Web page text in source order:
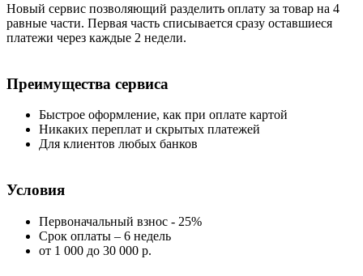
Новый сервис позволяющий разделить оплату за товар на 4
равные части. Первая часть списывается сразу оставшиеся
платежи через каждые 2 недели.
Преимущества сервиса
Быстрое оформление, как при оплате картой
Никаких переплат и скрытых платежей
Для клиентов любых банков
Условия
Первоначальный взнос - 25%
Срок оплаты – 6 недель
от 1 000 до 30 000 р.